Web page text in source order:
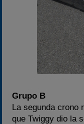
Grupo B
La segunda crono
que Twiggy dio la